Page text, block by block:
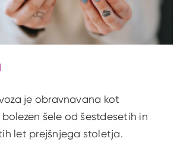
je obravnavana kot
šele od šestdesetih in
let prejšnjega stoletja.